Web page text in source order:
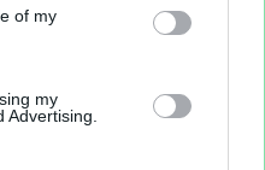
of my
my
Advertising.
de partager et
de calcul Excel